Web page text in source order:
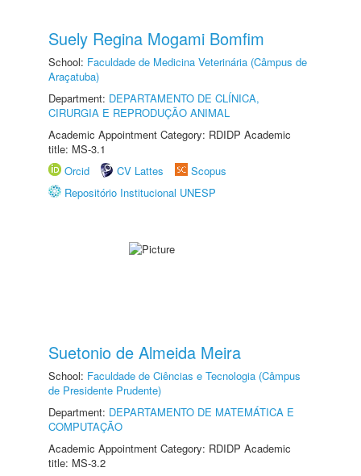
Suely Regina Mogami Bomfim
School: Faculdade de Medicina Veterinária (Câmpus de
Araçatuba)
Department: DEPARTAMENTO DE CLÍNICA,
CIRURGIA E REPRODUÇÃO ANIMAL
Academic Appointment Category: RDIDP Academic
title: MS-3.1
Orcid
CV Lattes
Scopus
Repositório Institucional UNESP
Suetonio de Almeida Meira
School: Faculdade de Ciências e Tecnologia (Câmpus
de Presidente Prudente)
Department: DEPARTAMENTO DE MATEMÁTICA E
COMPUTAÇÃO
Academic Appointment Category: RDIDP Academic
title: MS-3.2